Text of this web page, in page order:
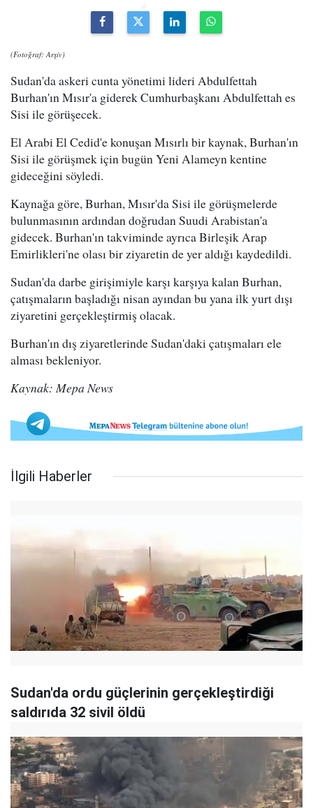
(Fotoğraf: Arşiv)
Sudan'da askeri cunta yönetimi lideri Abdulfettah
Burhan'ın Mısır'a giderek Cumhurbaşkanı Abdulfettah es
Sisi ile görüşecek.
El Arabi El Cedid'e konuşan Mısırlı bir kaynak, Burhan'ın
Sisi ile görüşmek için bugün Yeni Alameyn kentine
gideceğini söyledi.
Kaynağa göre, Burhan, Mısır'da Sisi ile görüşmelerde
bulunmasının ardından doğrudan Suudi Arabistan'a
gidecek. Burhan'ın takviminde ayrıca Birleşik Arap
Emirlikleri'ne olası bir ziyaretin de yer aldığı kaydedildi.
Sudan'da darbe girişimiyle karşı karşıya kalan Burhan,
çatışmaların başladığı nisan ayından bu yana ilk yurt dışı
ziyaretini gerçekleştirmiş olacak.
Burhan'ın dış ziyaretlerinde Sudan'daki çatışmaları ele
alması bekleniyor.
Kaynak: Mepa News
İlgili Haberler
Sudan'da ordu güçlerinin gerçekleştirdiği
saldırıda 32 sivil öldü